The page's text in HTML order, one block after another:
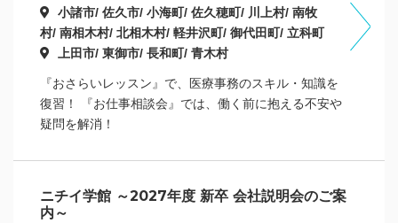
小諸市/ 佐久市/ 小海町/ 佐久穂町/ 川上村/ 南牧
村/ 南相木村/ 北相木村/ 軽井沢町/ 御代田町/ 立科町
上田市/ 東御市/ 長和町/ 青木村
『おさらいレッスン』で、医療事務のスキル・知識を
復習！ 『お仕事相談会』では、働く前に抱える不安や
疑問を解消！
ニチイ学館 ～2027年度 新卒 会社説明会のご案
内～